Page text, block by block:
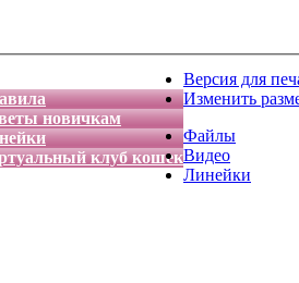
новичкам
клуб кошек
Версия для
Изменить
Файлы
Видео
Линейки